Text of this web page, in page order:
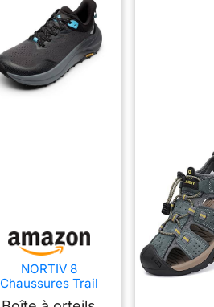
NORTIV 8
Chaussures Trail
Homme Bout Large